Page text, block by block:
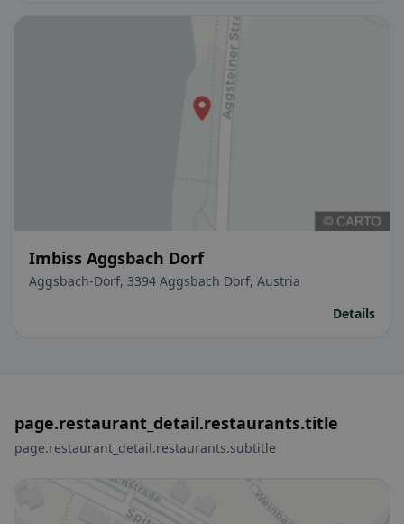
Imbiss Aggsbach Dorf
Aggsbach-Dorf, 3394 Aggsbach Dorf, Austria
Details
page.restaurant_detail.restaurants.title
page.restaurant_detail.restaurants.subtitle